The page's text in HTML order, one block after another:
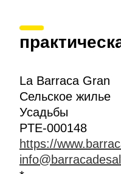
La Barraca Gran
Сельское жилье
Усадьбы
PTE-000148
https://